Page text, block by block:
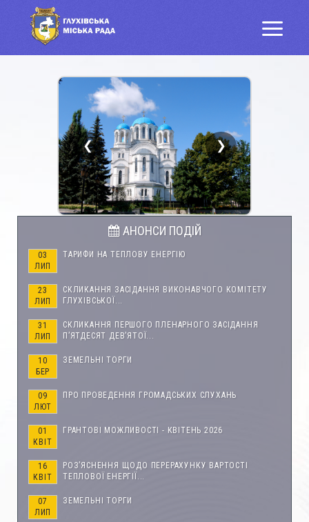
❮ ❯
АНОНСИ ПОДІЙ
03
ЛИП
ТАРИФИ НА ТЕПЛОВУ ЕНЕРГІЮ
23
ЛИП
СКЛИКАННЯ ЗАСІДАННЯ ВИКОНАВЧОГО КОМІТЕТУ
ГЛУХІВСЬКОЇ...
31
ЛИП
СКЛИКАННЯ ПЕРШОГО ПЛЕНАРНОГО ЗАСІДАННЯ
П’ЯТДЕСЯТ ДЕВ’ЯТОЇ...
10
БЕР
ЗЕМЕЛЬНІ ТОРГИ
09
ЛЮТ
ПРО ПРОВЕДЕННЯ ГРОМАДСЬКИХ СЛУХАНЬ
01
КВІТ
ГРАНТОВІ МОЖЛИВОСТІ - КВІТЕНЬ 2026
16
КВІТ
РОЗ’ЯСНЕННЯ ЩОДО ПЕРЕРАХУНКУ ВАРТОСТІ
ТЕПЛОВОЇ ЕНЕРГІЇ...
07
ЛИП
ЗЕМЕЛЬНІ ТОРГИ